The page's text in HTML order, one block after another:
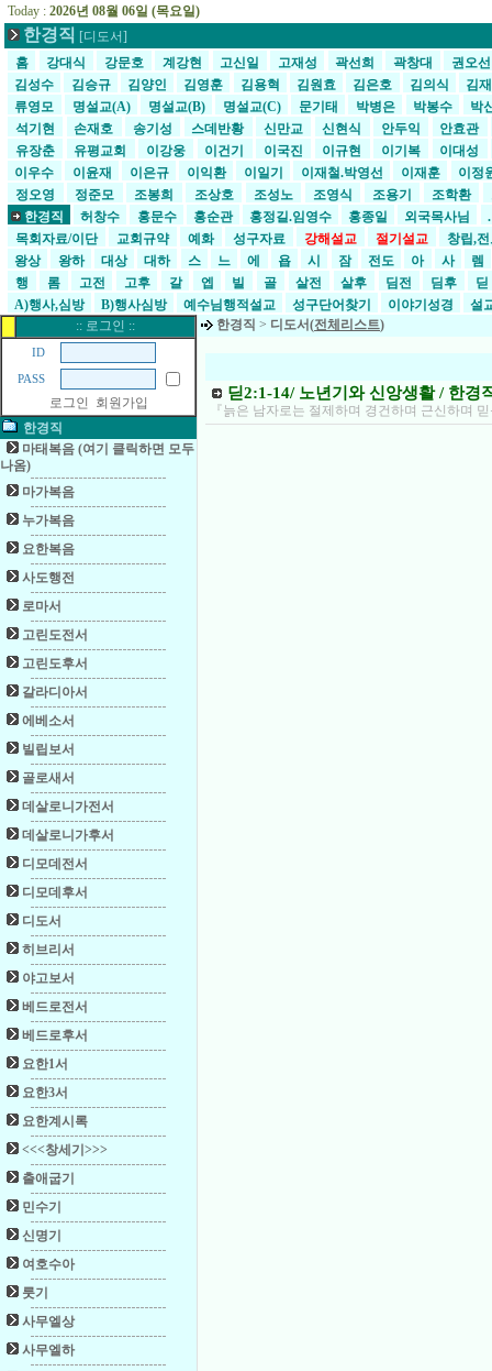
Today : 2026년 08월 06일 (목요일)
한경직 [디도서]
홈
강대식 강문호 계강현 고신일 고재성 곽선희 곽창대
권오
김성수
김승규 김양인 김영훈 김용혁 김원효 김은호 김의식
김
류영모
명설교(A) 명설교(B) 명설교(C) 문기태 박병은 박봉수
박
석기현
손재호 송기성 스데반황 신만교 신현식 안두익
안효관
유장춘
유평교회 이강웅 이건기 이국진 이규현 이기복
이대성
이우수
이윤재 이은규 이익환 이일기 이재철.박영선 이재훈
이정
정오영
정준모 조봉희 조상호 조성노 조영식 조용기 조학환
한경직
허창수 홍문수 홍순관 홍정길.임영수 홍종일 외국목사님
목회자료/이단
교회규약 예화 성구자료 강해설교 절기설교
창립,
왕상
왕하 대상 대하 스 느 에 욥 시 잠 전도 아 사
렘
행
롬 고전 고후 갈 엡 빌 골 살전 살후 딤전 딤후
딛
A)행사,심방
B)행사심방 예수님행적설교 성구단어찾기 이야기성경
설
:: 로그인 ::
ID
PASS
로그인
회원가입
한경직
마태복음 (여기 클릭하면 모두
나옴)
마가복음
누가복음
요한복음
사도행전
로마서
고린도전서
고린도후서
갈라디아서
에베소서
빌립보서
골로새서
데살로니가전서
데살로니가후서
디모데전서
디모데후서
디도서
히브리서
야고보서
베드로전서
베드로후서
요한1서
요한3서
요한계시록
<<<창세기>>>
출애굽기
민수기
신명기
여호수아
룻기
사무엘상
사무엘하
한경직 > 디도서(전체리스트)
딛2:1-14/ 노년기와 신앙생활 / 한경
『늙은 남자로는 절제하며 경건하며 근신하며